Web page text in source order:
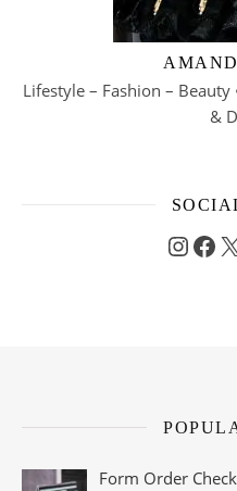
Lifestyle – Fashion –
&
X
Form Order